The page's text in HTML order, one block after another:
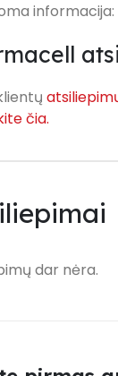
informacija:
čia.
dar nėra.